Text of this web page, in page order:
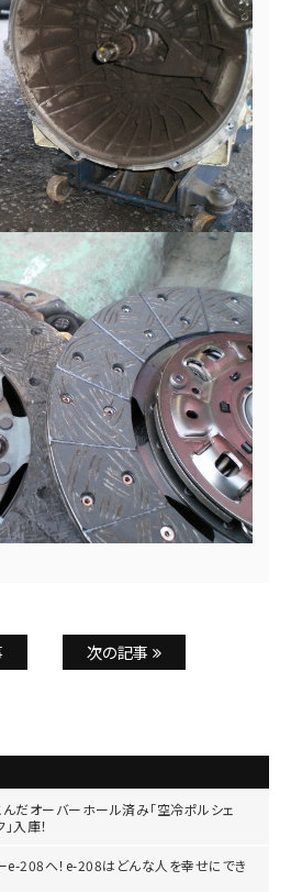
次の記事
だオーバーホール済み「空冷ポルシェ
入庫！
e-208へ！e-208はどんな人を幸せにでき